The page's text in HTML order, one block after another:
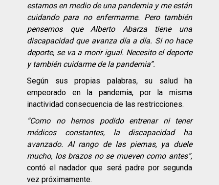
estamos en medio de una pandemia y me están
cuidando para no enfermarme. Pero también
pensemos que Alberto Abarza tiene una
discapacidad que avanza día a día. Si no hace
deporte, se va a morir igual. Necesito el deporte
y también cuidarme de la pandemia”.
Según sus propias palabras, su salud ha
empeorado en la pandemia, por la misma
inactividad consecuencia de las restricciones.
“Como no hemos podido entrenar ni tener
médicos constantes, la discapacidad ha
avanzado. Al rango de las piernas, ya duele
mucho, los brazos no se mueven como antes”,
contó el nadador que será padre por segunda
vez próximamente.